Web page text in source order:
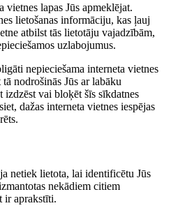
vietnes lapas Jūs apmeklējat.
lietošanas informāciju, kas ļauj
atbilst tās lietotāju vajadzībām,
uzlabojumus.
nepieciešama interneta vietnes
nodrošinās Jūs ar labāku
izdzēst vai bloķēt šīs sīkdatnes
dažas interneta vietnes iespējas
netiek lietota, lai identificētu Jūs
nekādiem citiem
ir aprakstīti.